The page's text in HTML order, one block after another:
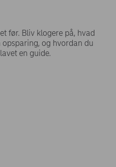
før. Bliv klogere på, hvad
og hvordan du
en guide.